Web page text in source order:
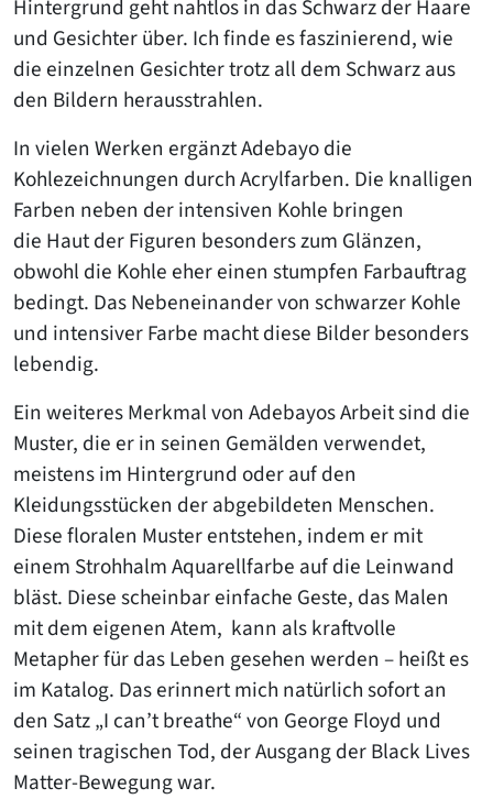
Hintergrund geht nahtlos in das Schwarz der Haare
und Gesichter über. Ich finde es faszinierend, wie
die einzelnen Gesichter trotz all dem Schwarz aus
den Bildern herausstrahlen.
In vielen Werken ergänzt Adebayo die
Kohlezeichnungen durch Acrylfarben. Die knalligen
Farben neben der intensiven Kohle bringen
die Haut der Figuren besonders zum Glänzen,
obwohl die Kohle eher einen stumpfen Farbauftrag
bedingt. Das Nebeneinander von schwarzer Kohle
und intensiver Farbe macht diese Bilder besonders
lebendig.
Ein weiteres Merkmal von Adebayos Arbeit sind die
Muster, die er in seinen Gemälden verwendet,
meistens im Hintergrund oder auf den
Kleidungsstücken der abgebildeten Menschen.
Diese floralen Muster entstehen, indem er mit
einem Strohhalm Aquarellfarbe auf die Leinwand
bläst. Diese scheinbar einfache Geste, das Malen
mit dem eigenen Atem, kann als kraftvolle
Metapher für das Leben gesehen werden – heißt es
im Katalog. Das erinnert mich natürlich sofort an
den Satz „I can’t breathe“ von George Floyd und
seinen tragischen Tod, der Ausgang der Black Lives
Matter-Bewegung war.